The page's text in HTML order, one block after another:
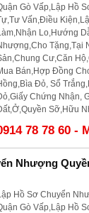
Gò Vấp,Lập Hồ
Vấn,Điều
Lo,Hướng
Tặng,Tại
Cư,Căn
Bán,Hợp Đồng
Đỏ, Sổ
Chứng Nhận,
Sỡ,Hữu
78 78 60 -
Nhượng
Hồ Sơ Chuyển
Gò Vấp,Lập Hồ